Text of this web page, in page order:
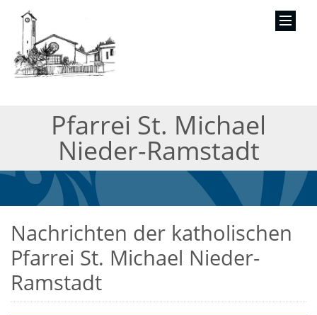
Pfarrei St. Michael
Nieder-Ramstadt
Nachrichten der katholischen
Pfarrei St. Michael Nieder-
Ramstadt